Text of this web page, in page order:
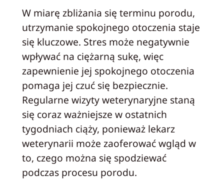
W miarę zbliżania się terminu porodu,
utrzymanie spokojnego otoczenia staje
się kluczowe. Stres może negatywnie
wpływać na ciężarną sukę, więc
zapewnienie jej spokojnego otoczenia
pomaga jej czuć się bezpiecznie.
Regularne wizyty weterynaryjne staną
się coraz ważniejsze w ostatnich
tygodniach ciąży, ponieważ lekarz
weterynarii może zaoferować wgląd w
to, czego można się spodziewać
podczas procesu porodu.